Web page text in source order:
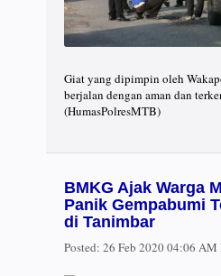
Giat yang dipimpin oleh
berjalan dengan aman dan
(HumasPolresMTB)
BMKG Ajak Warga
Panik Gempabumi
di Tanimbar
Posted: 26 Feb 2020 04:06 AM